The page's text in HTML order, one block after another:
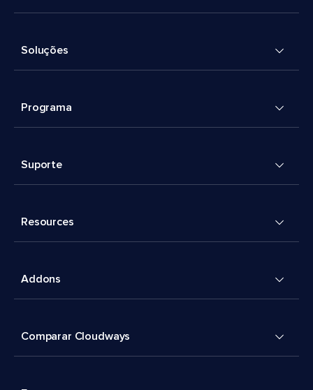
Soluções
Programa
Suporte
Resources
Addons
Comparar Cloudways